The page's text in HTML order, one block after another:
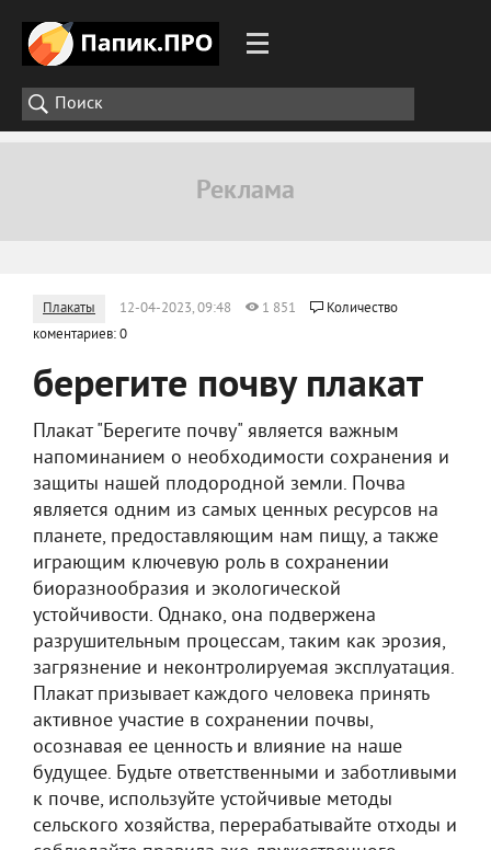
Плакаты 12-04-2023, 09:48 1 851
Количество
коментариев: 0
берегите почву плакат
Плакат "Берегите почву" является важным
напоминанием о необходимости сохранения и
защиты нашей плодородной земли. Почва
является одним из самых ценных ресурсов на
планете, предоставляющим нам пищу, а также
играющим ключевую роль в сохранении
биоразнообразия и экологической
устойчивости. Однако, она подвержена
разрушительным процессам, таким как эрозия,
загрязнение и неконтролируемая эксплуатация.
Плакат призывает каждого человека принять
активное участие в сохранении почвы,
осознавая ее ценность и влияние на наше
будущее. Будьте ответственными и заботливыми
к почве, используйте устойчивые методы
сельского хозяйства, перерабатывайте отходы и